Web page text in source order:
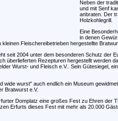
Neben der
und mit Senf
anbraten. Der
Holzkohlegrill.
Eine
in denen
Fleischereibetrieben hergestellte
seit 2004 unter dem besonderen Schutz der
überlieferten Rezepturen hergestellt werden
Wurst- und Fleisch e.V.. Sein Gütesiegel,
wide wurst" auch endlich ein Museum
Bratwurst e.V.
Domplatz eine großes Fest zu Ehren der
Erfurts dieses Fest mit mehr als 20.000